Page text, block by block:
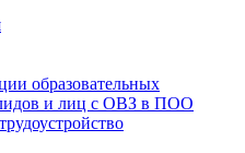
образовательных
и лиц с ОВЗ в ПОО